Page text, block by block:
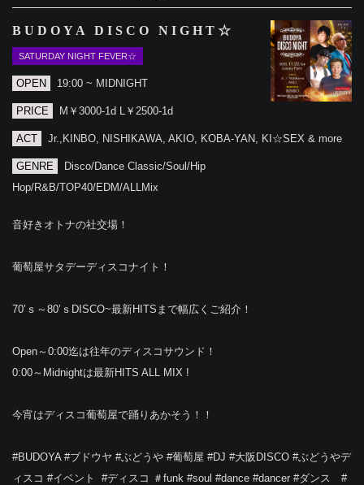
BUDOYA DISCO NIGHT☆
SATURDAY NIGHT FEVER☆
OPEN 19:00 ~ MIDNIGHT
PRICE M￥3000-1d L￥2500-1d
ACT Jr.,KINBO, NISHIKAWA, AKIO, KOBA-YAN, KI☆SEX & more
GENRE
Disco/Dance Classic/Soul/Hip
Hop/R&B/TOP40/EDM/ALLMix
音好きオトナの社交場！
葡萄屋サタデーディスコナイト！
70’ｓ～80’ｓDISCO~最新HITSまで幅広くご紹介！
Open～0:00迄は往年のディスコサウンド！
0:00～Midnightは最新HITS ALL MIX !
今宵はディスコ葡萄屋で踊りあかそう！！
#BUDOYA #ブドウヤ #ぶどうや #葡萄屋 #DJ‬ ‪#大阪DISCO‬ #ぶどうやデ
ィスコ‪ ‪#イベント‬ ‪‬ ‪#ディスコ‬ ‪‬＃funk‬ ‪#soul‬ ‪#dance‬ ‪#dancer‬ ‪#ダンス‬ #